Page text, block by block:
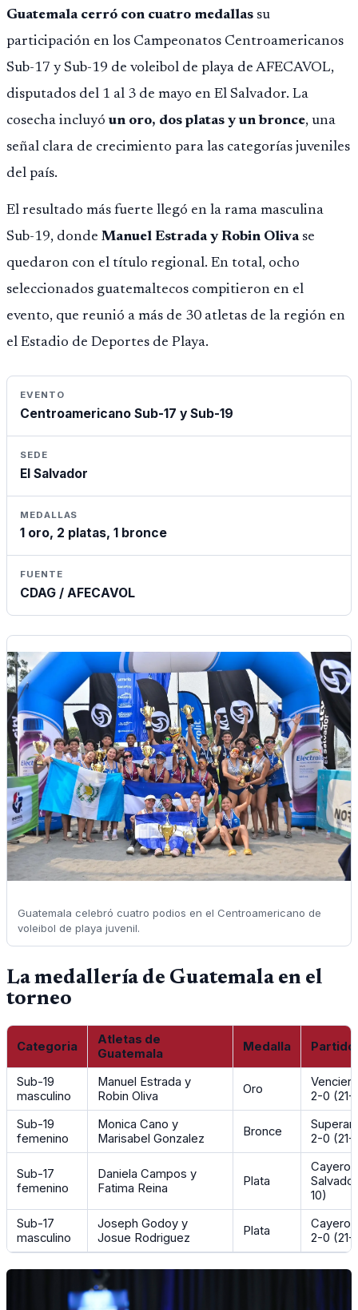
Guatemala cerró con cuatro medallas su
participación en los Campeonatos Centroamericanos
Sub-17 y Sub-19 de voleibol de playa de AFECAVOL,
disputados del 1 al 3 de mayo en El Salvador. La
cosecha incluyóun oro, dos platas y un bronce, una
señal clara de crecimiento para las categorías juveniles
del país.
El resultado más fuerte llegó en la rama masculina
Sub-19, donde Manuel Estrada y Robin Olivase
quedaron con el título regional. En total, ocho
seleccionados guatemaltecos compitieron en el
evento, que reunió a más de 30 atletas de la región en
el Estadio de Deportes de Playa.
EVENTO
Centroamericano Sub-17 y Sub-19
SEDE
El Salvador
MEDALLAS
1 oro, 2 platas, 1 bronce
FUENTE
CDAG / AFECAVOL
Guatemala celebró cuatro podios en el Centroamericano de
voleibol de playa juvenil.
La medallería de Guatemala en el
torneo
Categoria
Atletas de
Guatemala
Medalla Partido
Sub-19
masculino
Manuel Estrada y
Robin Oliva
Oro
2-0 (21-
Sub-19
femenino
Monica Cano y
Marisabel Gonzalez
Bronce
2-0 (21-
Sub-17
femenino
Daniela Campos y
Fatima Reina
Plata
10)
Sub-17
masculino
Joseph Godoy y
Josue Rodriguez
Plata
2-0 (21-